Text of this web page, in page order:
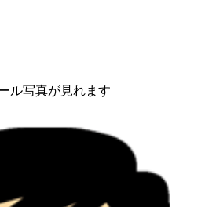
ル写真が見れます